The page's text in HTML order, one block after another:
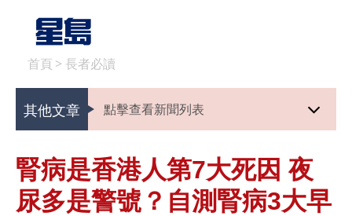
首頁 > 長者必讀
其他文章 點擊查看新聞列表
腎病是香港人第7大死因 夜
尿多是警號？自測腎病3大早